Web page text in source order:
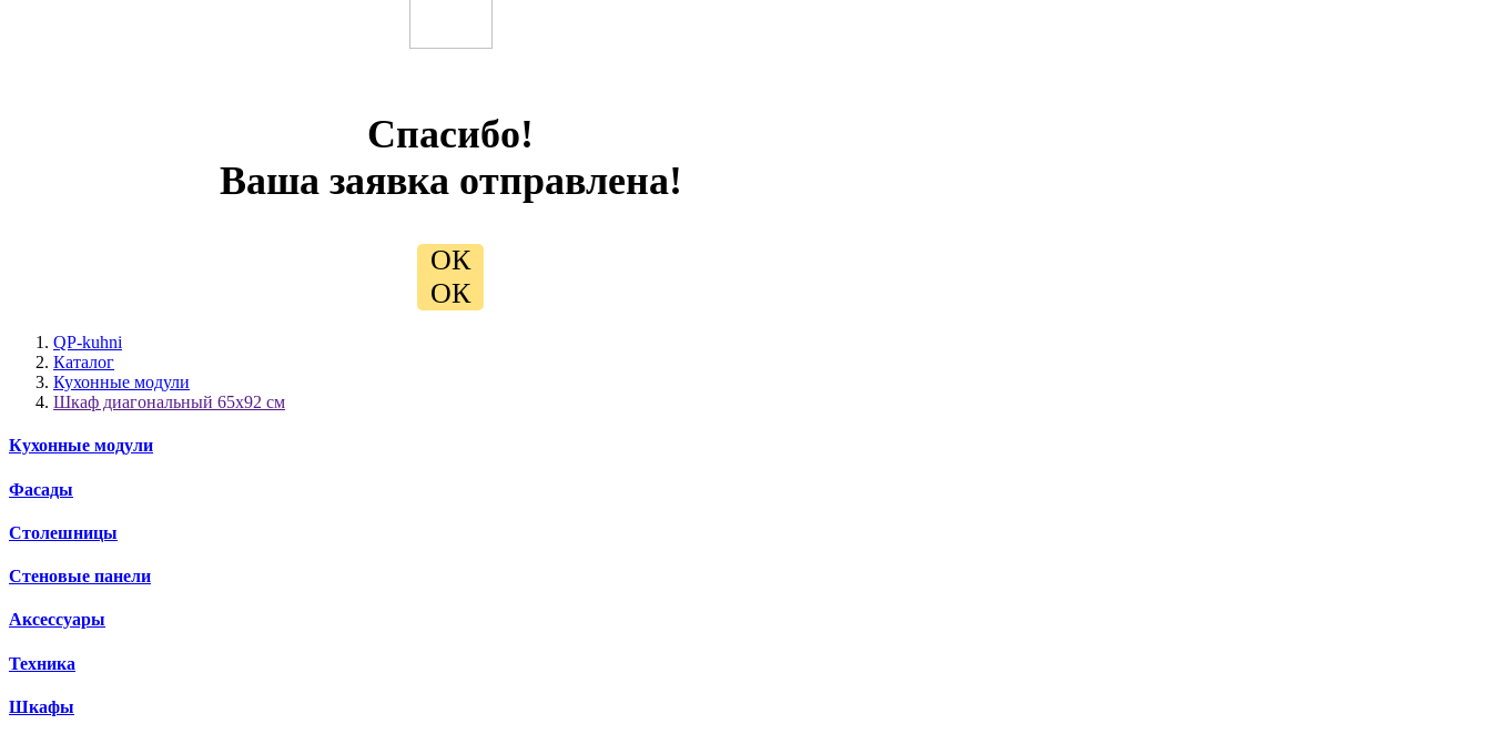
Спасибо!
Ваша заявка отправлена!
ОК
ОК
QP-kuhni
Каталог
Кухонные модули
Шкаф диагональный 65х92 см
Кухонные модули
Фасады
Столешницы
Стеновые панели
Аксессуары
Техника
Шкафы